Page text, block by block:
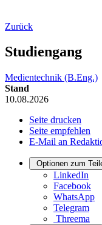
Zurück
Studiengang
Medientechnik (B.Eng.)
Stand
10.08.2026
Seite drucken
Seite empfehlen
E-Mail an
Optionen zum
LinkedIn
Facebook
WhatsApp
Telegram
Threema